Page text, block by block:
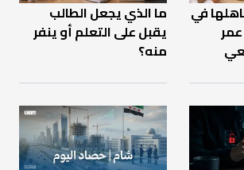
في
ما الذي يجعل الطالب
يقبل على التعلم أو ينفر
منه؟